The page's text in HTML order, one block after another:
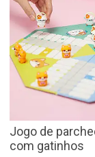
Jogo de
com gatinhos